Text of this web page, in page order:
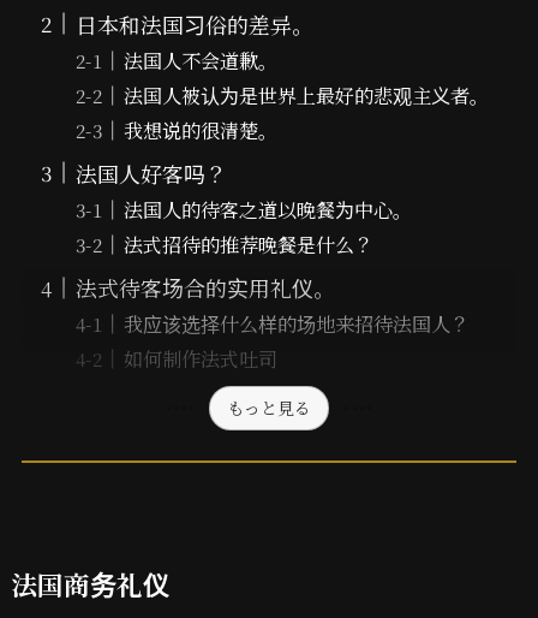
日本和法国习俗的差异。
法国人不会道歉。
法国人被认为是世界上最好的悲观主义者。
我想说的很清楚。
法国人好客吗？
法国人的待客之道以晚餐为中心。
法式招待的推荐晚餐是什么？
法式待客场合的实用礼仪。
我应该选择什么样的场地来招待法国人？
如何制作法式吐司
もっと見る
法国商务礼仪